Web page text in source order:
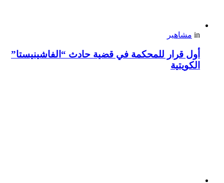
in مشاهير
أول قرار للمحكمة في قضية حادث “الفاشينيستا”
الكويتية